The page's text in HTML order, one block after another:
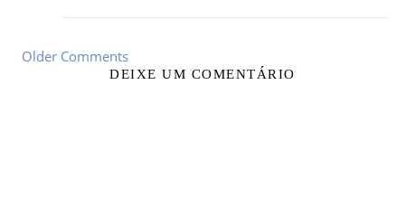
Older Comments
DEIXE UM COMENTÁRIO